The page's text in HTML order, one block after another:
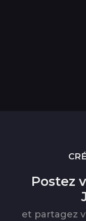
Postez
et partagez